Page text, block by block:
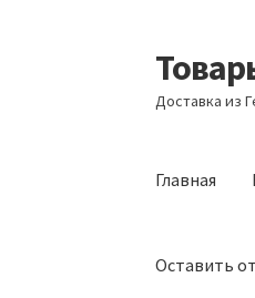
Перейти
к
навигации
Перейти
к
Доставка из
Главная
Оставить